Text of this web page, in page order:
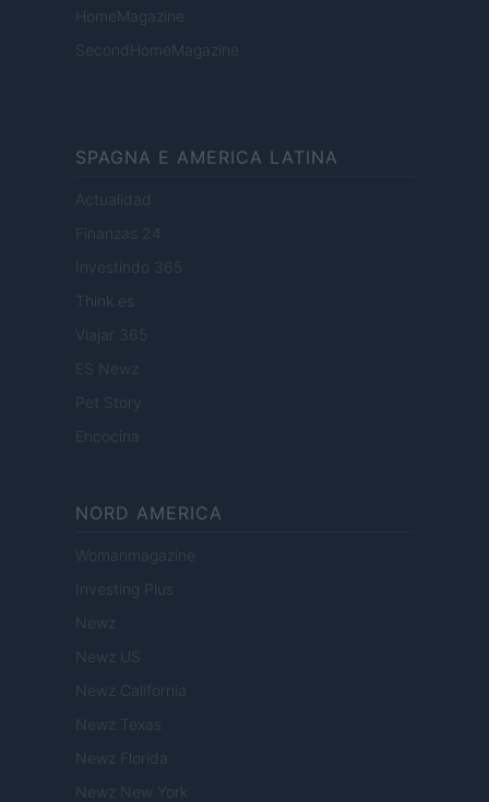
HomeMagazine
SecondHomeMagazine
SPAGNA E AMERICA LATINA
Actualidad
Finanzas 24
Investindo 365
Think.es
Viajar 365
ES Newz
Pet Story
Encocina
NORD AMERICA
Womanmagazine
Investing Plus
Newz
Newz US
Newz California
Newz Texas
Newz Florida
Newz New York